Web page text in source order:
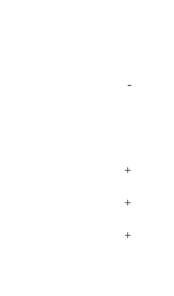
-
+
+
+